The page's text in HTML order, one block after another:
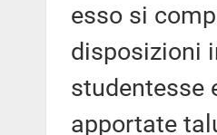
esso si
disposizioni
studentesse
apportate